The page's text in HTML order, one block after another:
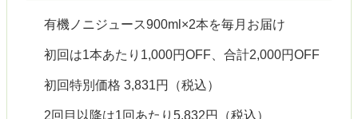
有機ノニジュース900ml×2本を毎月お届け
初回は1本あたり1,000円OFF、合計2,000円OFF
初回特別価格 3,831円（税込）
2回目以降は1回あたり5,832円（税込）